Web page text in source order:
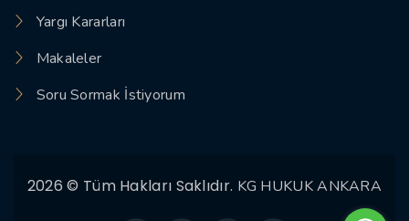
Yargı Kararları
Makaleler
Soru Sormak İstiyorum
2026 © Tüm Hakları Saklıdır. KG HUKUK ANKARA